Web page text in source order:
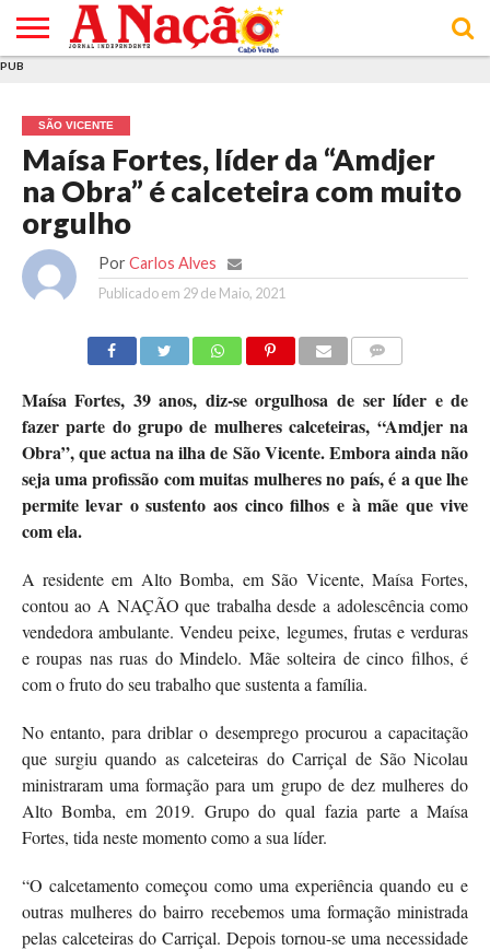
E DE
COOKIES
DE
UTILIZAÇÃO
PUB
SÃO VICENTE
Maísa Fortes, líder da “Amdjer
na Obra” é calceteira com muito
orgulho
Por Carlos Alves
Publicado em 29 de Maio, 2021
Maísa Fortes, 39 anos, diz-se orgulhosa de ser líder e de
fazer parte do grupo de mulheres calceteiras, “Amdjer na
Obra”, que actua na ilha de São Vicente. Embora ainda não
seja uma profissão com muitas mulheres no país, é a que lhe
permite levar o sustento aos cinco filhos e à mãe que vive
com ela.
Aresidente em Alto Bomba, em São Vicente, Maísa Fortes,
contou ao A NAÇÃO que trabalha desde a adolescência como
vendedora ambulante. Vendeu peixe, legumes, frutas e verduras
e roupas nas ruas do Mindelo. Mãe solteira de cinco filhos, é
com o fruto do seu trabalho que sustenta a família.
No entanto, para driblar o desemprego procurou a capacitação
que surgiu quando as calceteiras do Carriçal de São Nicolau
ministraram uma formação para um grupo de dez mulheres do
Alto Bomba, em 2019. Grupo do qual fazia parte a Maísa
Fortes, tida neste momento como a sua líder.
“O calcetamento começou como uma experiência quando eu e
outras mulheres do bairro recebemos uma formação ministrada
pelas calceteiras do Carriçal. Depois tornou-se uma necessidade